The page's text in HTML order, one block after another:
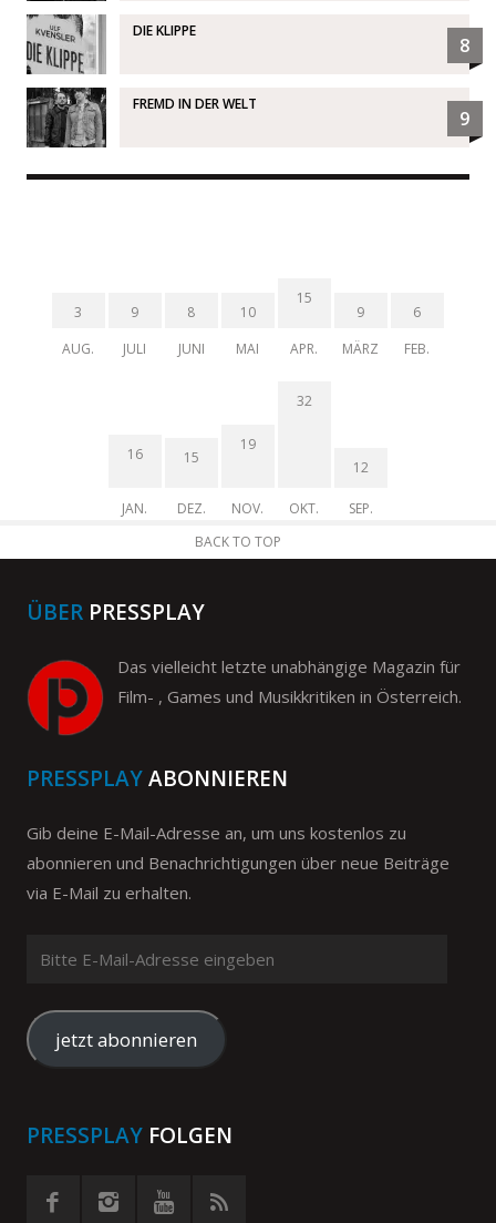
DIE KLIPPE
8
FREMD IN DER WELT
9
3
AUG.
9
JULI
8
JUNI
10
MAI
15
APR.
9
MÄRZ
6
FEB.
16
JAN.
15
DEZ.
19
NOV.
32
OKT.
12
SEP.
BACK TO TOP
ÜBER PRESSPLAY
Das vielleicht letzte unabhängige Magazin für
Film- , Games und Musikkritiken in Österreich.
PRESSPLAYABONNIEREN
Gib deine E-Mail-Adresse an, um uns kostenlos zu
abonnieren und Benachrichtigungen über neue Beiträge
via E-Mail zu erhalten.
Mail-
Adresse
eingeben
jetzt abonnieren
PRESSPLAY FOLGEN